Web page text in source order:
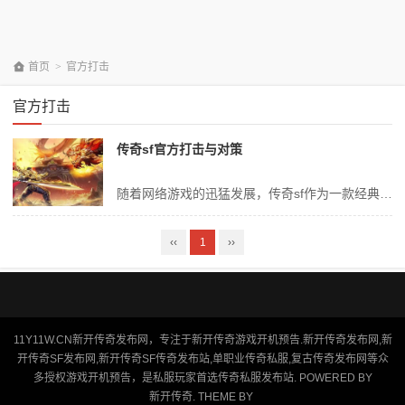
首页 > 官方打击
官方打击
传奇sf官方打击与对策
‹‹ 1 ››
11Y11W.CN新开传奇发布网，专注于新开传奇游戏开机预告.新开传奇发布网,新
开传奇SF发布网,新开传奇SF传奇发布站,单职业传奇私服,复古传奇发布网等众
多授权游戏开机预告，是私服玩家首选传奇私服发布站. POWERED BY
新开传奇. THEME BY